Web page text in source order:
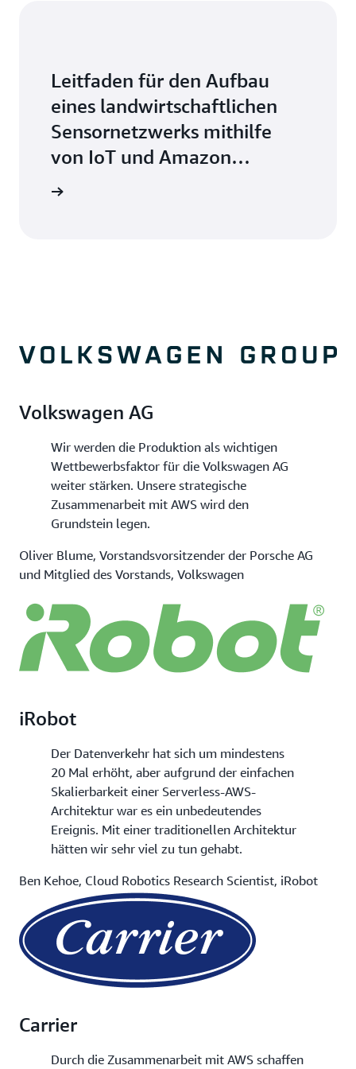
Leitfaden für den Aufbau
eines landwirtschaftlichen
Sensornetzwerks mithilfe
von IoT und Amazon
DocumentDB
Volkswagen AG
Wir werden die Produktion als wichtigen
Wettbewerbsfaktor für die Volkswagen AG
weiter stärken. Unsere strategische
Zusammenarbeit mit AWS wird den
Grundstein legen.
Oliver Blume, Vorstandsvorsitzender der Porsche AG
und Mitglied des Vorstands, Volkswagen
iRobot
Der Datenverkehr hat sich um mindestens
20 Mal erhöht, aber aufgrund der einfachen
Skalierbarkeit einer Serverless-AWS-
Architektur war es ein unbedeutendes
Ereignis. Mit einer traditionellen Architektur
hätten wir sehr viel zu tun gehabt.
Ben Kehoe, Cloud Robotics Research Scientist, iRobot
Carrier
Durch die Zusammenarbeit mit AWS schaffen